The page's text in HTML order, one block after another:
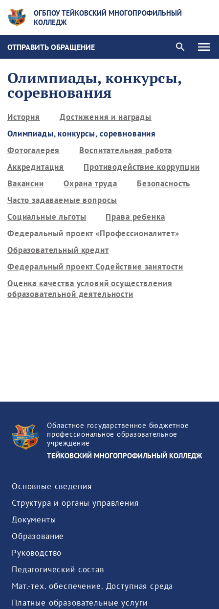
ОГБПОУ ТЕЙКОВСКИЙ МНОГОПРОФИЛЬНЫЙ
КОЛЛЕДЖ
ОТПРАВИТЬ ОБРАЩЕНИЕ
Олимпиады, конкурсы,
соревнования
История
Достижения и награды
Олимпиады, конкурсы, соревнования
Фотогалерея
Воспитательная работа
Аккредитация
Противодействие коррупции
Вакансии
Охрана труда
Безопасность
Часто задаваемые вопросы
Социальные льготы
Права ребенка
Федеральный проект «Профессионалитет»
Образовательный кредит
Федеральный проект Содействие занятости
Оценка качества условий осуществления
образовательной деятельности
Областное государственное бюджетное
профессиональное образовательное
учреждение
ТЕЙКОВСКИЙ МНОГОПРОФИЛЬНЫЙ КОЛЛЕДЖ
Основные сведения
Структура и органы управления
Документы
Образование
Руководство
Педагогический состав
Мат.-тех. обеспечение. Доступная среда
Платные образовательные услуги